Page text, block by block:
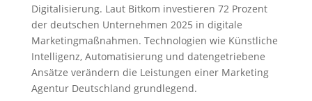
Digitalisierung. Laut Bitkom investieren 72 Prozent
der deutschen Unternehmen 2025 in digitale
Marketingmaßnahmen. Technologien wie Künstliche
Intelligenz, Automatisierung und datengetriebene
Ansätze verändern die Leistungen einer Marketing
Agentur Deutschland grundlegend.